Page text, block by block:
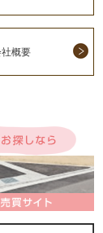
概要